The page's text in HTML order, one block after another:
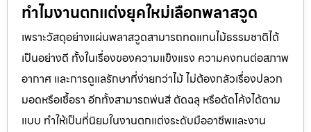
ทำไมงานตกแต่งยุคใหม่เลือกพลาสวูด
เพราะวัสดุอย่างแผ่นพลาสวูดสามารถทดแทนไม้ธรรมชาติได้
เป็นอย่างดี ทั้งในเรื่องของความแข็งแรง ความคงทนต่อสภาพ
อากาศ และการดูแลรักษาที่ง่ายกว่าไม้ ไม่ต้องกลัวเรื่องปลวก
มอดหรือเชื้อรา อีกทั้งสามารถพ่นสี ตัดฉลุ หรือดัดโค้งได้ตาม
แบบ ทำให้เป็นที่นิยมในงานตกแต่งระดับมืออาชีพและงาน